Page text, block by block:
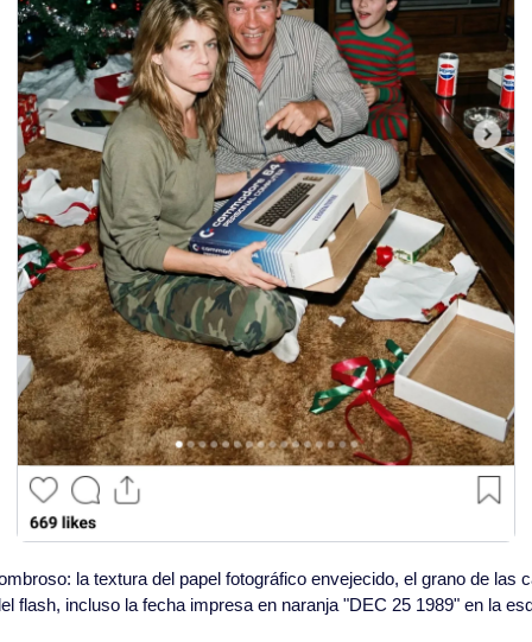
la textura del papel fotográfico envejecido, el grano de las
flash, incluso la fecha impresa en naranja "DEC 25 1989" en la